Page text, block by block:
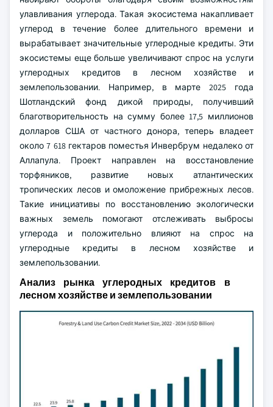
улавливания углерода. Такая экосистема накапливает
углерод в течение более длительного времени и
вырабатывает значительные углеродные кредиты. Эти
экосистемы еще больше увеличивают спрос на услуги
углеродных кредитов в лесном хозяйстве и
землепользовании. Например, в марте 2025 года
Шотландский фонд дикой природы, получивший
благотворительность на сумму более 17,5 миллионов
долларов США от частного донора, теперь владеет
около 7 618 гектаров поместья Инвербрум недалеко от
Аллапула. Проект направлен на восстановление
торфяников, развитие новых атлантических
тропических лесов и омоложение прибрежных лесов.
Такие инициативы по восстановлению экологически
важных земель помогают отслеживать выбросы
углерода и положительно влияют на спрос на
углеродные кредиты в лесном хозяйстве и
землепользовании.
Анализ рынка углеродных кредитов в
лесном хозяйстве и землепользовании